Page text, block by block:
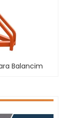
Balancim